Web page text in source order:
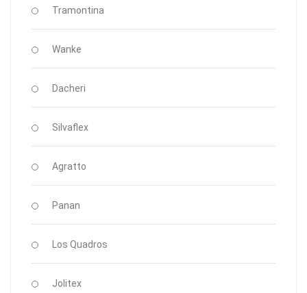
Tramontina
Wanke
Dacheri
Silvaflex
Agratto
Panan
Los Quadros
Jolitex